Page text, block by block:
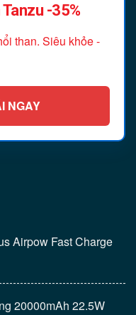
-35%
than. Siêu khỏe -
NGAY
Airpow Fast Charge
20000mAh 22.5W